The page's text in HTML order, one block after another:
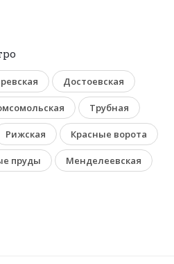
Достоевская
Трубная
Рижская Красные ворота
пруды Менделеевская